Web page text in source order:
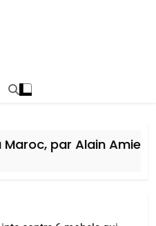
par Alain Amiel